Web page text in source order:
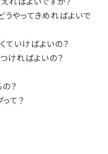
うやってきめればよいで
ていけばよいの？
ければよいの？
？
て？